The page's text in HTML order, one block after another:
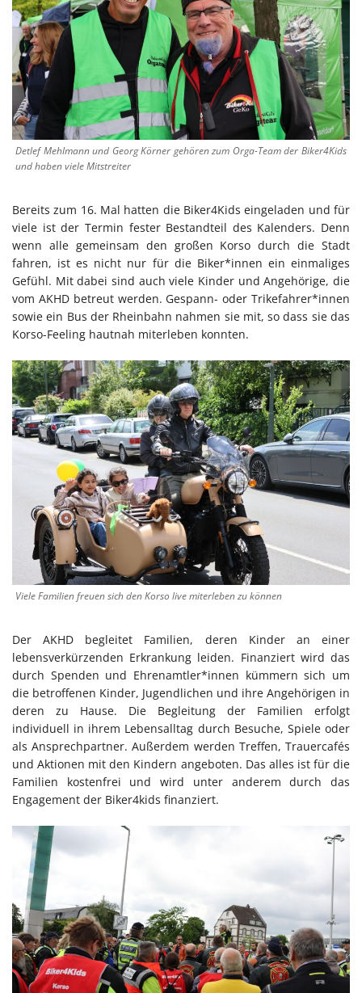
Detlef Mehlmann und Georg Körner gehören zum Orga-Team der Biker4Kids
und haben viele Mitstreiter
Bereits zum 16. Mal hatten die Biker4Kids eingeladen und für
viele ist der Termin fester Bestandteil des Kalenders. Denn
wenn alle gemeinsam den großen Korso durch die Stadt
fahren, ist es nicht nur für die Biker*innen ein einmaliges
Gefühl. Mit dabei sind auch viele Kinder und Angehörige, die
vom AKHD betreut werden. Gespann- oder Trikefahrer*innen
sowie ein Bus der Rheinbahn nahmen sie mit, so dass sie das
Korso-Feeling hautnah miterleben konnten.
Viele Familien freuen sich den Korso live miterleben zu können
Der AKHD begleitet Familien, deren Kinder an einer
lebensverkürzenden Erkrankung leiden. Finanziert wird das
durch Spenden und Ehrenamtler*innen kümmern sich um
die betroffenen Kinder, Jugendlichen und ihre Angehörigen in
deren zu Hause. Die Begleitung der Familien erfolgt
individuell in ihrem Lebensalltag durch Besuche, Spiele oder
als Ansprechpartner. Außerdem werden Treffen, Trauercafés
und Aktionen mit den Kindern angeboten. Das alles ist für die
Familien kostenfrei und wird unter anderem durch das
Engagement der Biker4kids finanziert.